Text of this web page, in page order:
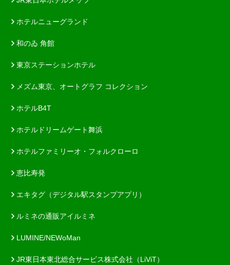
ホテルニューグランド
和のゐ 角館
東京ステーションホテル
メズム東京、オートグラフ コレクション
ホテルB4T
ホテルドリームゲート舞浜
ホテルファミリーオ・フォルクローロ
恵比寿発
エキタグ（デジタル駅スタンプアプリ）
ルミネの通販アイルミネ
LUMINE/NEWoMan
JR東日本東北総合サービス株式会社（LiViT）